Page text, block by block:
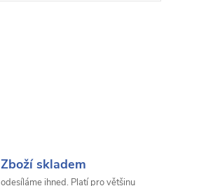
Zboží skladem
odesíláme ihned. Platí pro většinu